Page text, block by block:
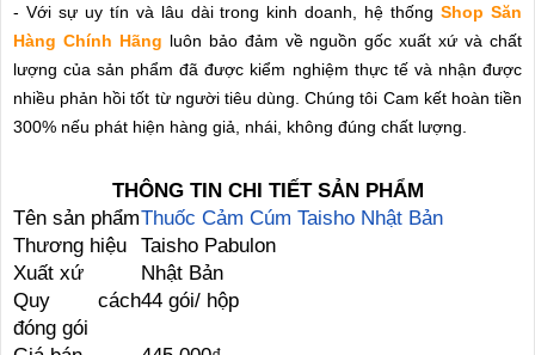
- Với sự uy tín và lâu dài trong kinh doanh, hệ thốngShop Săn
Hàng Chính Hãng luôn bảo đảm về nguồn gốc xuất xứ và chất
lượng của sản phẩm đã được kiểm nghiệm thực tế và nhận được
nhiều phản hồi tốt từ người tiêu dùng. Chúng tôi Cam kết hoàn tiền
300% nếu phát hiện hàng giả, nhái, không đúng chất lượng.
THÔNG TIN CHI TIẾT SẢN PHẨM
Tên sản phẩmThuốc Cảm Cúm Taisho Nhật Bản
Thương hiệu
Taisho Pabulon
Xuất xứ
Nhật Bản
Quy cách
đóng gói
44 gói/ hộp